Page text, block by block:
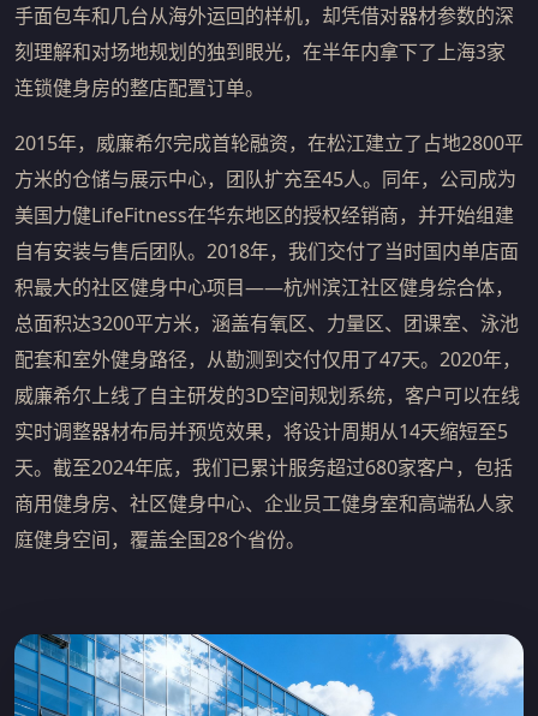
手面包车和几台从海外运回的样机，却凭借对器材参数的深
刻理解和对场地规划的独到眼光，在半年内拿下了上海3家
连锁健身房的整店配置订单。
2015年，威廉希尔完成首轮融资，在松江建立了占地2800平
方米的仓储与展示中心，团队扩充至45人。同年，公司成为
美国力健LifeFitness在华东地区的授权经销商，并开始组建
自有安装与售后团队。2018年，我们交付了当时国内单店面
积最大的社区健身中心项目——杭州滨江社区健身综合体，
总面积达3200平方米，涵盖有氧区、力量区、团课室、泳池
配套和室外健身路径，从勘测到交付仅用了47天。2020年，
威廉希尔上线了自主研发的3D空间规划系统，客户可以在线
实时调整器材布局并预览效果，将设计周期从14天缩短至5
天。截至2024年底，我们已累计服务超过680家客户，包括
商用健身房、社区健身中心、企业员工健身室和高端私人家
庭健身空间，覆盖全国28个省份。